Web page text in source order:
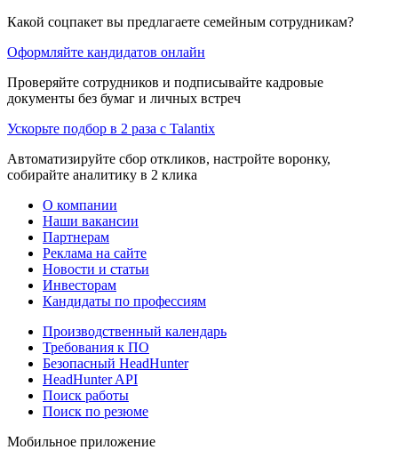
Какой соцпакет вы предлагаете семейным сотрудникам?
Оформляйте кандидатов онлайн
Проверяйте сотрудников и подписывайте кадровые
документы без бумаг и личных встреч
Ускорьте подбор в 2 раза с Talantix
Автоматизируйте сбор откликов, настройте воронку,
собирайте аналитику в 2 клика
О компании
Наши вакансии
Партнерам
Реклама на сайте
Новости и статьи
Инвесторам
Кандидаты по профессиям
Производственный календарь
Требования к ПО
Безопасный HeadHunter
HeadHunter API
Поиск работы
Поиск по резюме
Мобильное приложение